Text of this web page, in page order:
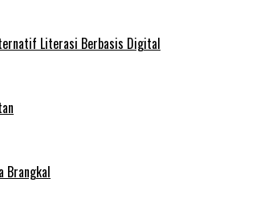
Literasi Berbasis Digital
Brangkal